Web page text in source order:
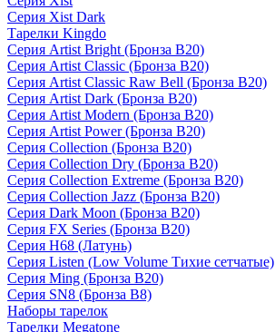
Серия Xist Dark
Тарелки Kingdo
Серия Artist Bright (Бронза B20)
Серия Artist Classic (Бронза B20)
Серия Artist Classic Raw Bell (Бронза B20)
Серия Artist Dark (Бронза B20)
Серия Artist Modern (Бронза B20)
Серия Artist Power (Бронза B20)
Серия Collection (Бронза B20)
Серия Collection Dry (Бронза B20)
Серия Collection Extreme (Бронза B20)
Серия Collection Jazz (Бронза B20)
Серия Dark Moon (Бронза B20)
Серия FX Series (Бронза B20)
Серия H68 (Латунь)
Серия Listen (Low Volume Тихие сетчатые)
Серия Ming (Бронза B20)
Серия SN8 (Бронза B8)
Наборы тарелок
Тарелки Megatone